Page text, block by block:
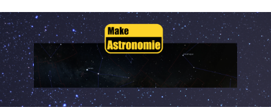
Inhalt
springen